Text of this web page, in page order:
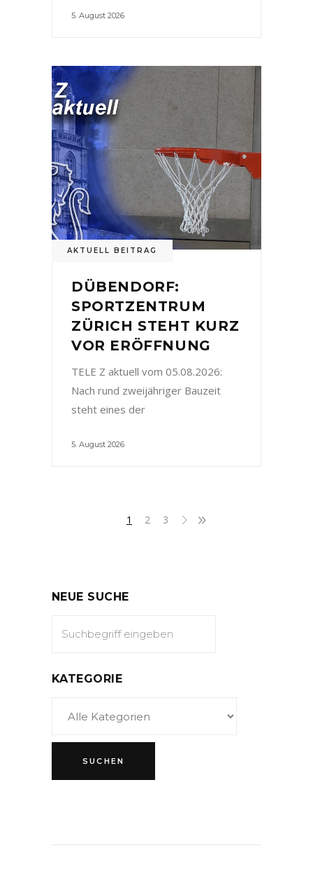
5. August 2026
AKTUELL BEITRAG
DÜBENDORF:
SPORTZENTRUM
ZÜRICH STEHT KURZ
VOR ERÖFFNUNG
TELE Z aktuell vom 05.08.2026:
Nach rund zweijähriger Bauzeit
steht eines der
5. August 2026
1 2 3
NEUE SUCHE
KATEGORIE